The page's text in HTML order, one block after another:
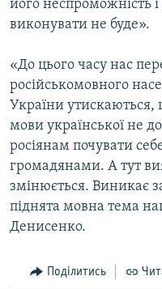
його неспроможність
виконувати не буде».
«До цього часу нас
російськомовного
України утискаються,
мови української не
росіянам почувати
громадянами. А тут
змінюється. Виникає
піднята мовна тема
Денисенко.
Поділитись